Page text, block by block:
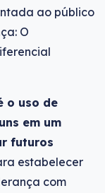
ao público
O
o uso de
em um
futuros
estabelecer
com